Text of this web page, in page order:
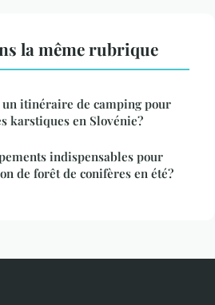
la même rubrique
itinéraire de camping pour
karstiques en Slovénie?
indispensables pour
de forêt de conifères en été?